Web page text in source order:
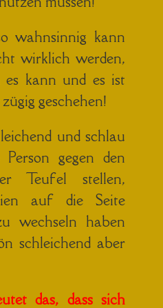
wahnsinnig kann
wirklich werden,
es kann und es ist
geschehen!
und schlau
gegen den
Teufel stellen,
auf die Seite
wechseln haben
schleichend aber
das, dass sich